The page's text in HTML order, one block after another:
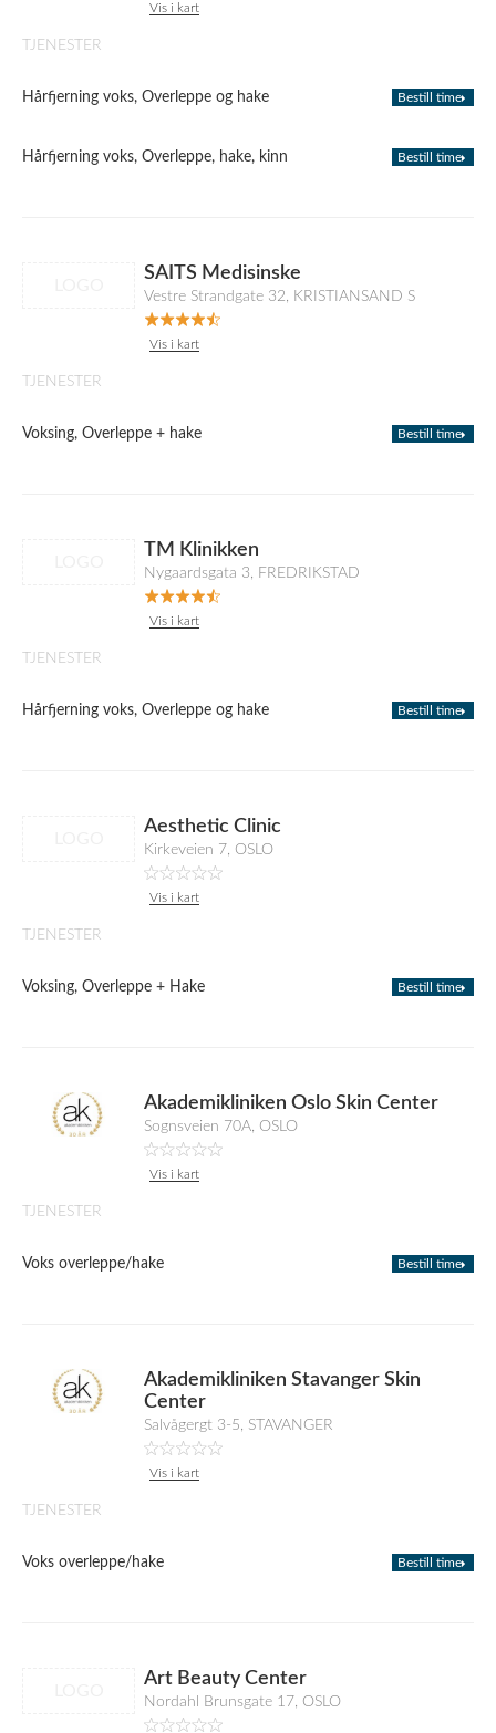
Vis i kart
TJENESTER
Hårfjerning voks, Overleppe og hake Bestill time
Hårfjerning voks, Overleppe, hake, kinn Bestill time
SAITS Medisinske
Vestre Strandgate 32, KRISTIANSAND S
Vis i kart
TJENESTER
Voksing, Overleppe + hake Bestill time
TM Klinikken
Nygaardsgata 3, FREDRIKSTAD
Vis i kart
TJENESTER
Hårfjerning voks, Overleppe og hake Bestill time
Aesthetic Clinic
Kirkeveien 7, OSLO
Vis i kart
TJENESTER
Voksing, Overleppe + Hake Bestill time
Akademikliniken Oslo Skin Center
Sognsveien 70A, OSLO
Vis i kart
TJENESTER
Voks overleppe/hake Bestill time
Akademikliniken Stavanger Skin
Center
Salvågergt 3-5, STAVANGER
Vis i kart
TJENESTER
Voks overleppe/hake Bestill time
Art Beauty Center
Nordahl Brunsgate 17, OSLO